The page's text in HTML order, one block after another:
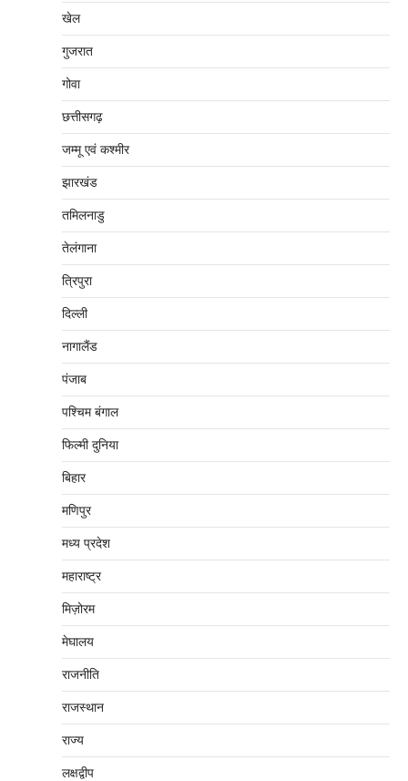
खेल
गुजरात
गोवा
छत्तीसगढ़
जम्‍मू एवं कश्‍मीर
झारखंड
तमिलनाडु
तेलंगाना
त्रिपुरा
दिल्‍ली
नागालैंड
पंजाब
पश्चिम बंगाल
फिल्मी दुनिया
बिहार
मणिपुर
मध्‍य प्रदेश
महाराष्‍ट्र
मिज़ोरम
मेघालय
राजनीति
राजस्थान
राज्य
लक्षद्वीप